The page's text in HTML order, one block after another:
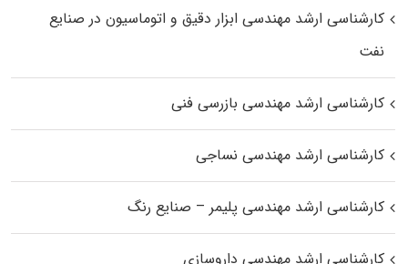
کارشناسی ارشد مهندسی ابزار دقیق و اتوماسیون در صنایع
نفت
کارشناسی ارشد مهندسی بازرسی فنی
کارشناسی ارشد مهندسی نساجی
کارشناسی ارشد مهندسی پلیمر – صنایع رنگ
کارشناسی ارشد مهندسی داروسازی